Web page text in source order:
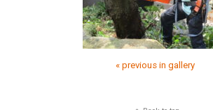
« previous in gallery